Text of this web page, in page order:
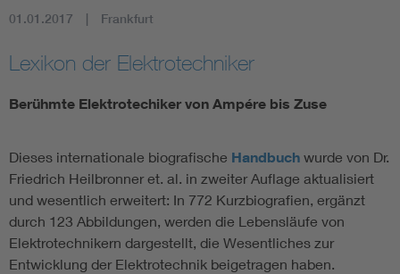
01.01.2017 Frankfurt
Lexikon der Elektrotechniker
Berühmte Elektrotechiker von Ampére bis Zuse
Dieses internationale biografische Handbuch wurde von Dr.
Friedrich Heilbronner et. al. in zweiter Auflage aktualisiert
und wesentlich erweitert: In 772 Kurzbiografien, ergänzt
durch 123 Abbildungen, werden die Lebensläufe von
Elektrotechnikern dargestellt, die Wesentliches zur
Entwicklung der Elektrotechnik beigetragen haben.